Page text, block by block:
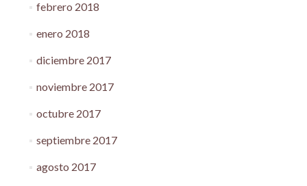
febrero 2018
enero 2018
diciembre 2017
noviembre 2017
octubre 2017
septiembre 2017
agosto 2017